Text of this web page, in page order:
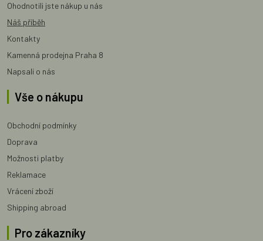
Ohodnotili jste nákup u nás
Náš příběh
Kontakty
Kamenná prodejna Praha 8
Napsali o nás
Vše o nákupu
Obchodní podmínky
Doprava
Možnosti platby
Reklamace
Vrácení zboží
Shipping abroad
Pro zákazníky